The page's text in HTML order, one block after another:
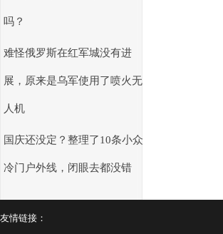
吗？
难怪俄罗斯在红军城没有进
展，原来是乌军使用了喷火无
人机
国庆还没定？整理了10条小众
冷门户外线，闭眼去都没错
友情链接：